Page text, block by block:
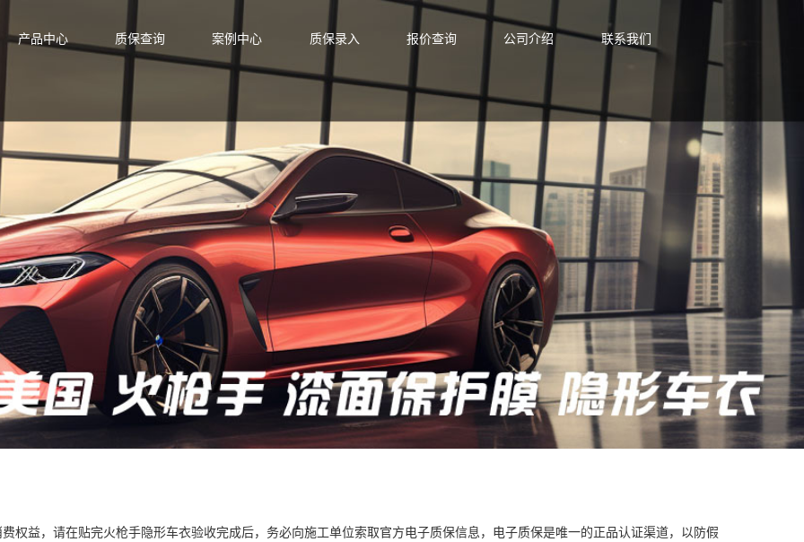
产品中心 质保查询 案例中心 质保录入 报价查询 公司介绍 联系我们
权益，请在贴完火枪手隐形车衣验收完成后，务必向施工单位索取官方电子质保信息，电子质保是唯一的正品认证渠道，以防假